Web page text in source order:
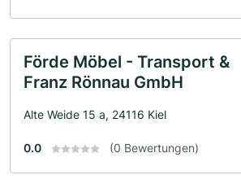
Förde Möbel - Transport &
Franz Rönnau GmbH
Alte Weide 15 a, 24116 Kiel
0.0 (0 Bewertungen)